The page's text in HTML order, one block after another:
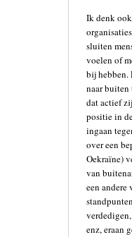
Ik denk
sluiten
voelen of
bij hebben.
naar buiten
dat actief
positie in
ingaan
over een
Oekraïne)
van
een andere
enz, eraan